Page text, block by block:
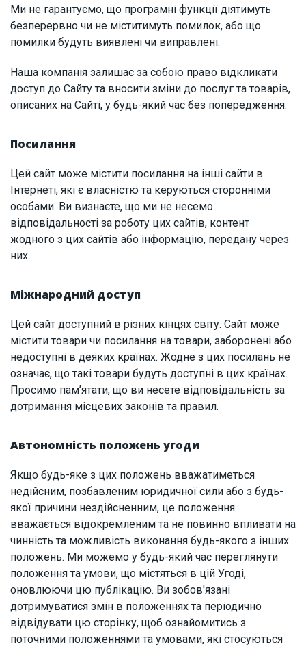
Ми не гарантуємо, що програмні функції діятимуть
безперервно чи не міститимуть помилок, або що
помилки будуть виявлені чи виправлені.
Наша компанія залишає за собою право відкликати
доступ до Сайту та вносити зміни до послуг та товарів,
описаних на Сайті, у будь-який час без попередження.
Посилання
Цей сайт може містити посилання на інші сайти в
Інтернеті, які є власністю та керуються сторонніми
особами. Ви визнаєте, що ми не несемо
відповідальності за роботу цих сайтів, контент
жодного з цих сайтів або інформацію, передану через
них.
Міжнародний доступ
Цей сайт доступний в різних кінцях світу. Сайт може
містити товари чи посилання на товари, заборонені або
недоступні в деяких країнах. Жодне з цих посилань не
означає, що такі товари будуть доступні в цих країнах.
Просимо пам’ятати, що ви несете відповідальність за
дотримання місцевих законів та правил.
Автономність положень угоди
Якщо будь-яке з цих положень вважатиметься
недійсним, позбавленим юридичної сили або з будь-
якої причини нездійсненним, це положення
вважається відокремленим та не повинно впливати на
чинність та можливість виконання будь-якого з інших
положень. Ми можемо у будь-який час переглянути
положення та умови, що містяться в цій Угоді,
оновлюючи цю публікацію. Ви зобов'язані
дотримуватися змін в положеннях та періодично
відвідувати цю сторінку, щоб ознайомитись з
поточними положеннями та умовами, які стосуються